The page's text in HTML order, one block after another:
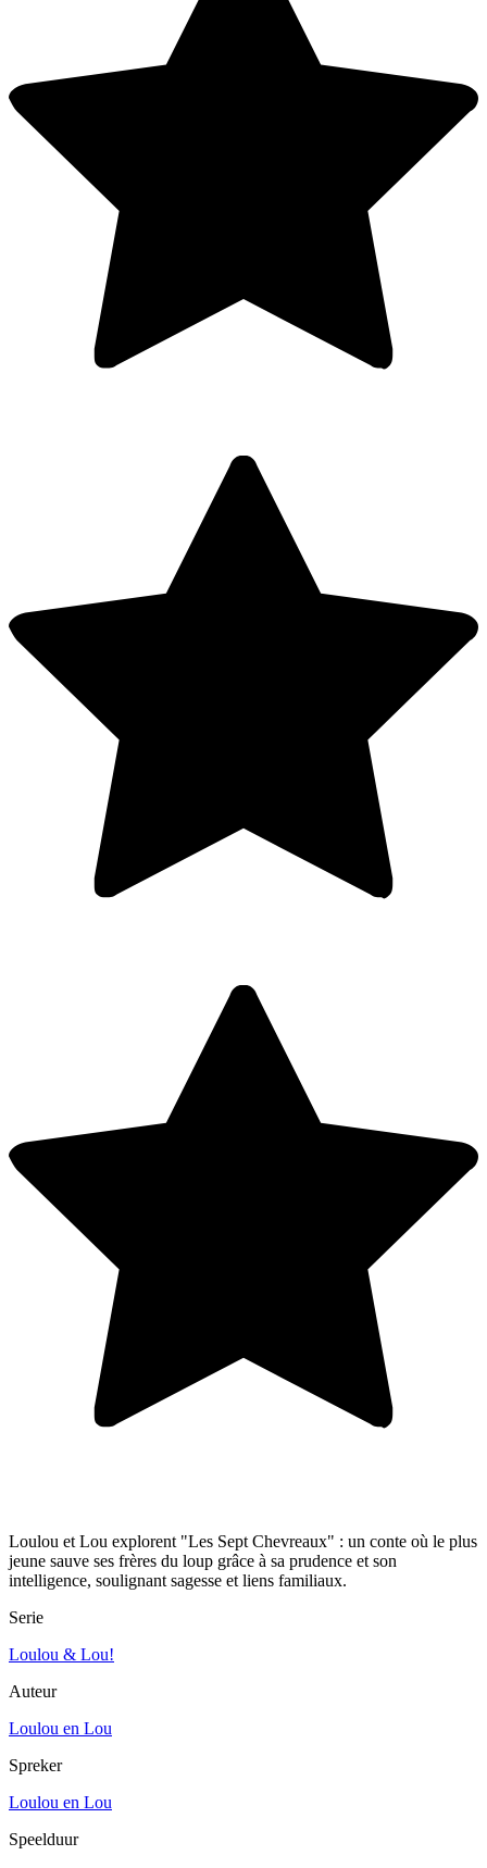
Loulou et Lou explorent "Les Sept Chevreaux" : un conte où le plus
jeune sauve ses frères du loup grâce à sa prudence et son
intelligence, soulignant sagesse et liens familiaux.
Serie
Loulou & Lou!
Auteur
Loulou en Lou
Spreker
Loulou en Lou
Speelduur